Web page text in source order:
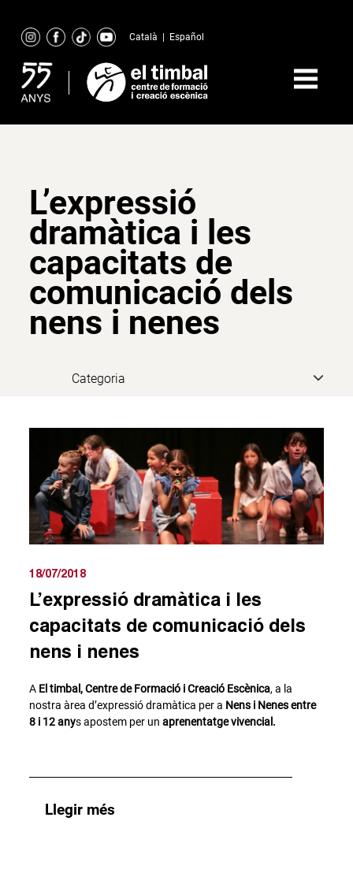
content
Català Español
L’expressió
dramàtica i les
capacitats de
comunicació dels
nens i nenes
18/07/2018
L’expressió dramàtica i les
capacitats de comunicació dels
nens i nenes
A El timbal, Centre de Formació i Creació Escènica, a la
nostra àrea d’expressió dramàtica per a Nens i Nenes entre
8 i 12 anys apostem per unaprenentatge vivencial.
Llegir més